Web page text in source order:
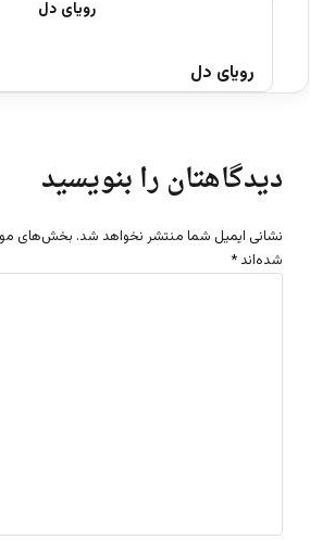
رویای دل
دیدگاهتان را بنویسید
نشانی ایمیل شما منتشر نخواهد شد. بخش‌های
شده‌اند *